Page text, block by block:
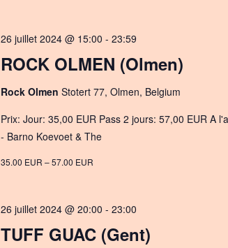
ROCK OLMEN (Olmen)
26 juillet 2024 @ 15:00 - 23:59
Rock Olmen Stotert 77, Olmen, Belgium
Prix: Jour: 35,00 EUR Pass 2 jours: 57,00 EUR A
- Barno Koevoet & The
35.00 EUR – 57.00 EUR
TUFF GUAC (Gent)
26 juillet 2024 @ 20:00 - 23:00